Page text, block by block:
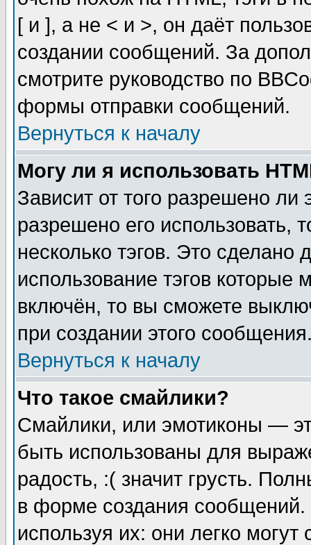
[ и ], а не < и >, он даёт
создании сообщений. За
смотрите руководство по
формы отправки сообщений.
Вернуться к началу
Могу ли я использовать
Зависит от того разрешено
разрешено его использовать,
несколько тэгов. Это сделано
использование тэгов
включён, то вы сможете
при создании этого
Вернуться к началу
Что такое смайлики?
Смайлики, или эмотиконы —
быть использованы для
радость, :( значит грусть.
в форме создания сообщений.
используя их: они легко